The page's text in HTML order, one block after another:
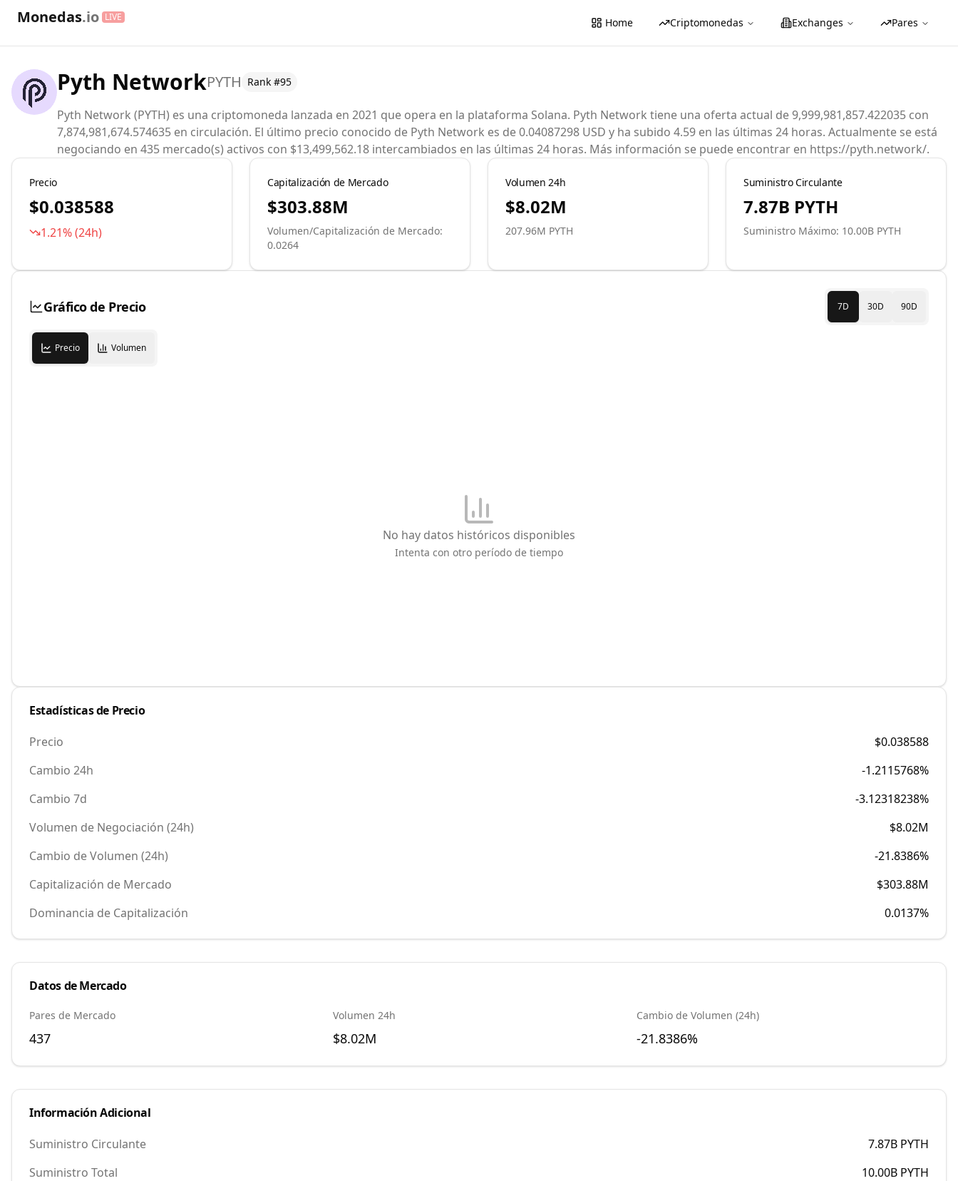
Monedas.io LIVE Home Criptomonedas Exchanges Pares
Pyth NetworkPYTH Rank #95
Pyth Network (PYTH) es una criptomoneda lanzada en 2021 que opera en la plataforma Solana. Pyth Network tiene una oferta actual de 9,999,981,857.422035 con
7,874,981,674.574635 en circulación. El último precio conocido de Pyth Network es de 0.04087298 USD y ha subido 4.59 en las últimas 24 horas. Actualmente se está
negociando en 435 mercado(s) activos con $13,499,562.18 intercambiados en las últimas 24 horas. Más información se puede encontrar en https://pyth.network/.
Precio
$0.038588
1.21% (24h)
Capitalización de Mercado
$303.88M
Volumen/Capitalización de Mercado:
0.0264
Volumen 24h
$8.02M
207.96M PYTH
Suministro Circulante
7.87B PYTH
Suministro Máximo: 10.00B PYTH
Gráfico de Precio 7D 30D 90D
Precio Volumen
No hay datos históricos disponibles
Intenta con otro período de tiempo
Estadísticas de Precio
Precio
$0.038588
Cambio 24h
-1.2115768%
Cambio 7d
-3.12318238%
Volumen de Negociación (24h)
$8.02M
Cambio de Volumen (24h)
-21.8386%
Capitalización de Mercado
$303.88M
Dominancia de Capitalización
0.0137%
Datos de Mercado
Pares de Mercado
437
Volumen 24h
$8.02M
Cambio de Volumen (24h)
-21.8386%
Información Adicional
Suministro Circulante
7.87B PYTH
Suministro Total
10.00B PYTH